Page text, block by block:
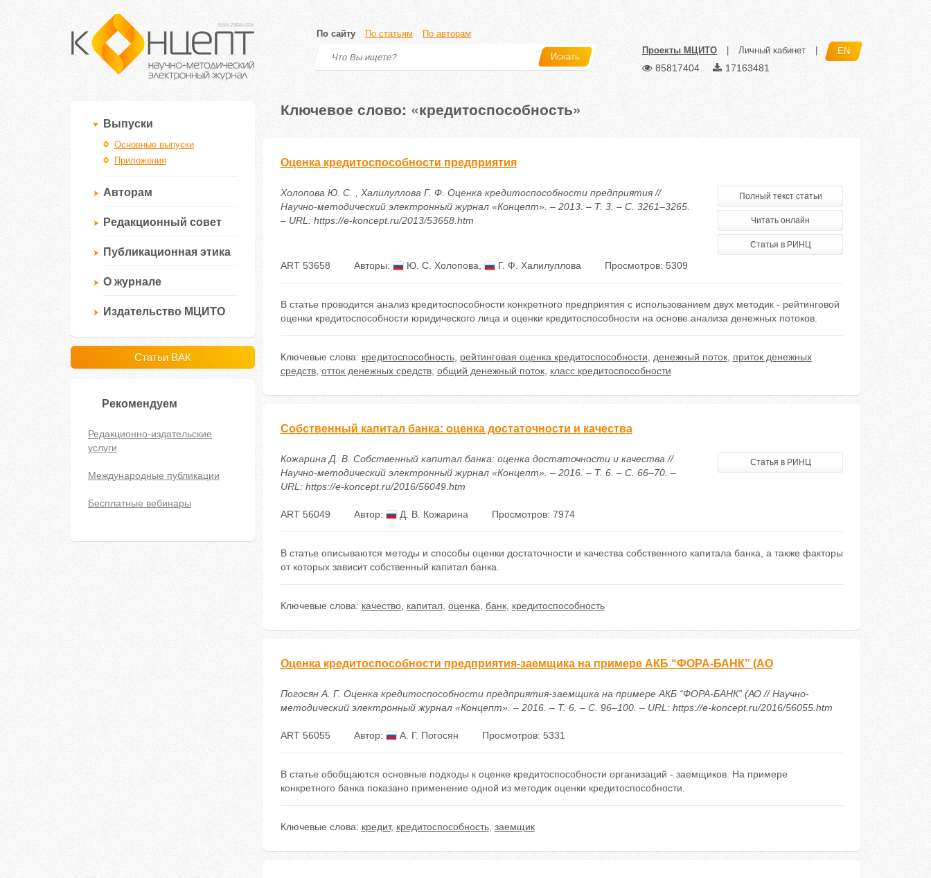
По сайту По статьям По авторам
Искать
Проекты МЦИТО Личный кабинет EN
85817404 17163481
Выпуски
Основные выпуски
Приложения
Авторам
Редакционный совет
Публикационная этика
О журнале
Издательство МЦИТО
Статьи ВАК
Рекомендуем
Редакционно-издательские
услуги
Международные публикации
Бесплатные вебинары
Ключевое слово: «кредитоспособность»
Оценка кредитоспособности предприятия
Холопова Ю. С. , Халилуллова Г. Ф. Оценка кредитоспособности предприятия //
Научно-методический электронный журнал «Концепт». – 2013. – Т. 3. – С. 3261–3265.
– URL: https://e-koncept.ru/2013/53658.htm
Полный текст статьи
Читать онлайн
Статья в РИНЦ
ART 53658 Авторы: Ю. С. Холопова Г. Ф. Халилуллова Просмотров: 5309
В статье проводится анализ кредитоспособности конкретного предприятия с использованием двух методик - рейтинговой
оценки кредитоспособности юридического лица и оценки кредитоспособности на основе анализа денежных потоков.
Ключевые слова: кредитоспособность, рейтинговая оценка кредитоспособности денежный поток, приток денежных
средств, отток денежных средств, общий денежный поток, класс кредитоспособности
Собственный капитал банка: оценка достаточности и качества
Кожарина Д. В. Собственный капитал банка: оценка достаточности и качества //
Научно-методический электронный журнал «Концепт». – 2016. – Т. 6. – С. 66–70. –
URL: https://e-koncept.ru/2016/56049.htm
Статья в РИНЦ
ART 56049 Автор: Д. В. Кожарина Просмотров: 7974
В статье описываются методы и способы оценки достаточности и качества собственного капитала банка, а также факторы
от которых зависит собственный капитал банка.
Ключевые слова: качество, капитал, оценка банк, кредитоспособность
Оценка кредитоспособности предприятия-заемщика на примере АКБ “ФОРА-БАНК” (АО
Погосян А. Г. Оценка кредитоспособности предприятия-заемщика на примере АКБ “ФОРА-БАНК” (АО // Научно-
методический электронный журнал «Концепт». – 2016. – Т. 6. – С. 96–100. – URL: https://e-koncept.ru/2016/56055.htm
ART 56055 Автор: А. Г. Погосян Просмотров: 5331
В статье обобщаются основные подходы к оценке кредитоспособности организаций - заемщиков. На примере
конкретного банка показано применение одной из методик оценки кредитоспособности.
Ключевые слова: кредит, кредитоспособность, заемщик